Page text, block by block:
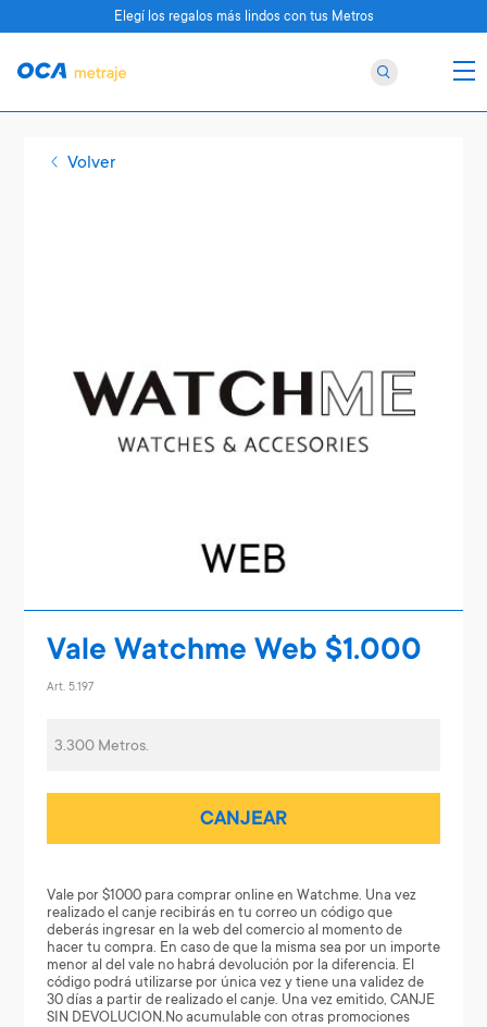
Volver
Vale Watchme Web $1.000
Art. 5.197
3.300 Metros.
CANJEAR
Vale por $1000 para comprar online en Watchme. Una vez
realizado el canje recibirás en tu correo un código que
deberás ingresar en la web del comercio al momento de
hacer tu compra. En caso de que la misma sea por un importe
menor al del vale no habrá devolución por la diferencia. El
código podrá utilizarse por única vez y tiene una validez de
30 días a partir de realizado el canje. Una vez emitido, CANJE
SIN DEVOLUCION.No acumulable con otras promociones
Elegí los regalos más lindos con tus Metros